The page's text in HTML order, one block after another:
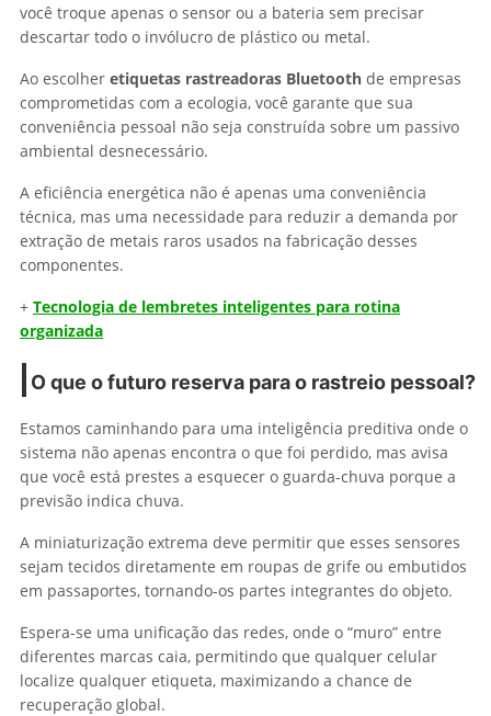
você troque apenas o sensor ou a bateria sem precisar
descartar todo o invólucro de plástico ou metal.
Ao escolher etiquetas rastreadoras Bluetooth de empresas
comprometidas com a ecologia, você garante que sua
conveniência pessoal não seja construída sobre um passivo
ambiental desnecessário.
A eficiência energética não é apenas uma conveniência
técnica, mas uma necessidade para reduzir a demanda por
extração de metais raros usados na fabricação desses
componentes.
+ Tecnologia de lembretes inteligentes para rotina
organizada
O que o futuro reserva para o rastreio pessoal?
Estamos caminhando para uma inteligência preditiva onde o
sistema não apenas encontra o que foi perdido, mas avisa
que você está prestes a esquecer o guarda-chuva porque a
previsão indica chuva.
A miniaturização extrema deve permitir que esses sensores
sejam tecidos diretamente em roupas de grife ou embutidos
em passaportes, tornando-os partes integrantes do objeto.
Espera-se uma unificação das redes, onde o “muro” entre
diferentes marcas caia, permitindo que qualquer celular
localize qualquer etiqueta, maximizando a chance de
recuperação global.